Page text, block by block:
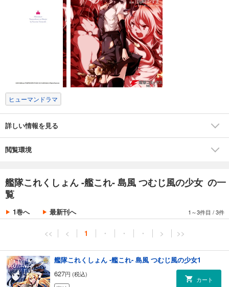
ヒューマンドラマ
詳しい情報を見る
閲覧環境
艦隊これくしょん -艦これ- 島風 つむじ風の少女 の一
覧
1巻へ 最新刊へ 1～3件目 /3件
<< < 1 ・ ・ ・ > >>
艦隊これくしょん -艦これ- 島風 つむじ風の少女1
627円 (税込)
カート